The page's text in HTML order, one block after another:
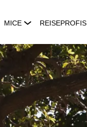
MICE REISEPROFIS